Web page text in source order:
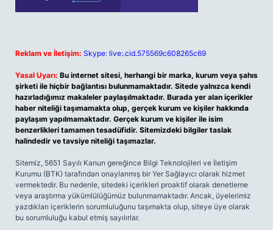
Reklam ve İletişim: Skype: live:.cid.575569c608265c69
Yasal Uyarı: Bu internet sitesi, herhangi bir marka, kurum veya şahıs
şirketi ile hiçbir bağlantısı bulunmamaktadır. Sitede yalnızca kendi
hazırladığımız makaleler paylaşılmaktadır. Burada yer alan içerikler
haber niteliği taşımamakta olup, gerçek kurum ve kişiler hakkında
paylaşım yapılmamaktadır. Gerçek kurum ve kişiler ile isim
benzerlikleri tamamen tesadüfidir. Sitemizdeki bilgiler taslak
halindedir ve tavsiye niteliği taşımazlar.
Sitemiz, 5651 Sayılı Kanun gereğince Bilgi Teknolojileri ve İletişim
Kurumu (BTK) tarafından onaylanmış bir Yer Sağlayıcı olarak hizmet
vermektedir. Bu nedenle, sitedeki içerikleri proaktif olarak denetleme
veya araştırma yükümlülüğümüz bulunmamaktadır. Ancak, üyelerimiz
yazdıkları içeriklerin sorumluluğunu taşımakta olup, siteye üye olarak
bu sorumluluğu kabul etmiş sayılırlar.